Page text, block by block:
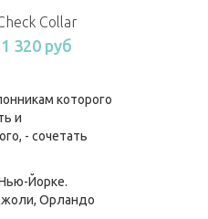
Collar
1 320 руб
которого
и
- сочетать
Йорке.
Орландо